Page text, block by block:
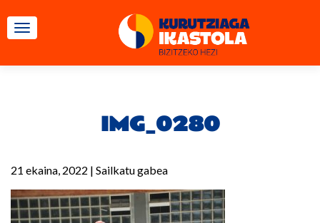
TOGGLE NAVIGATION
IMG_0280
21 ekaina, 2022 | Sailkatu gabea